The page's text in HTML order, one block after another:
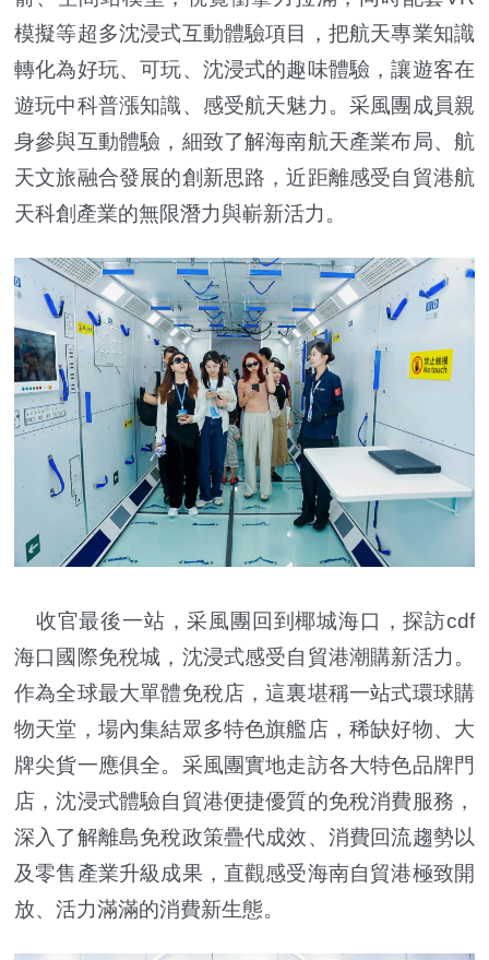
模擬等超多沈浸式互動體驗項目，把航天專業知識
轉化為好玩、可玩、沈浸式的趣味體驗，讓遊客在
遊玩中科普漲知識、感受航天魅力。采風團成員親
身參與互動體驗，細致了解海南航天產業布局、航
天文旅融合發展的創新思路，近距離感受自貿港航
天科創產業的無限潛力與嶄新活力。
收官最後一站，采風團回到椰城海口，探訪cdf
海口國際免稅城，沈浸式感受自貿港潮購新活力。
作為全球最大單體免稅店，這裏堪稱一站式環球購
物天堂，場內集結眾多特色旗艦店，稀缺好物、大
牌尖貨一應俱全。采風團實地走訪各大特色品牌門
店，沈浸式體驗自貿港便捷優質的免稅消費服務，
深入了解離島免稅政策疊代成效、消費回流趨勢以
及零售產業升級成果，直觀感受海南自貿港極致開
放、活力滿滿的消費新生態。